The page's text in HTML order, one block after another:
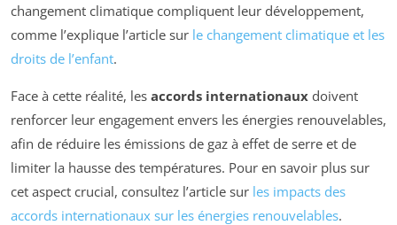
changement climatique compliquent leur développement,
comme l’explique l’article sur le changement climatique et les
droits de l’enfant.
Face à cette réalité, les accords internationaux doivent
renforcer leur engagement envers les énergies renouvelables,
afin de réduire les émissions de gaz à effet de serre et de
limiter la hausse des températures. Pour en savoir plus sur
cet aspect crucial, consultez l’article sur les impacts des
accords internationaux sur les énergies renouvelables.